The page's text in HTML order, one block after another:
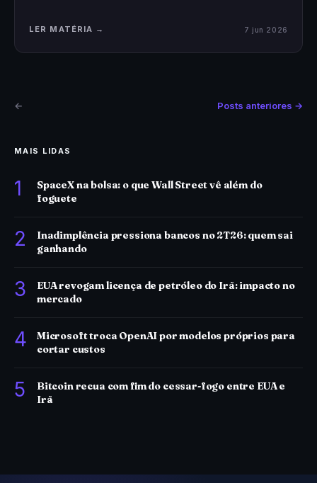
LER MATÉRIA → 7 jun 2026
← Posts anteriores →
MAIS LIDAS
1
SpaceX na bolsa: o que Wall Street vê além do
foguete
2
Inadimplência pressiona bancos no 2T26: quem sai
ganhando
3
EUA revogam licença de petróleo do Irã: impacto no
mercado
4
Microsoft troca OpenAI por modelos próprios para
cortar custos
5
Bitcoin recua com fim do cessar-fogo entre EUA e
Irã